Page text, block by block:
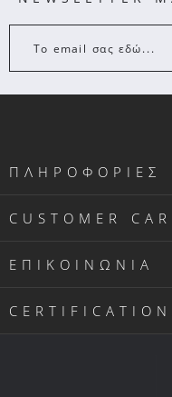
Το email σας εδώ...
ΠΛΗΡΟΦΟΡΙΕΣ
CUSTOMER
ΕΠΙΚΟΙΝΩΝΙΑ